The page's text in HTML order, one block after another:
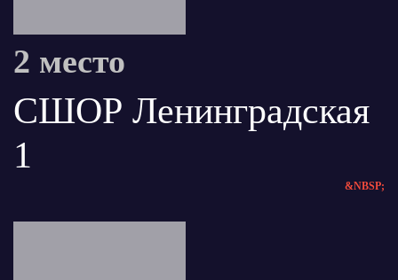
2 место
СШОР Ленинградская
1
&NBSP;